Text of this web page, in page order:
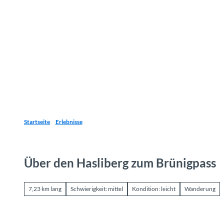
Startseite Erlebnisse
Über den Hasliberg zum Brünigpass
7,23 km lang Schwierigkeit: mittel Kondition: leicht Wanderung